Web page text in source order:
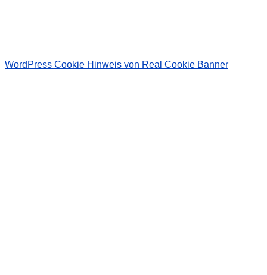
WordPress Cookie Hinweis von Real Cookie Banner